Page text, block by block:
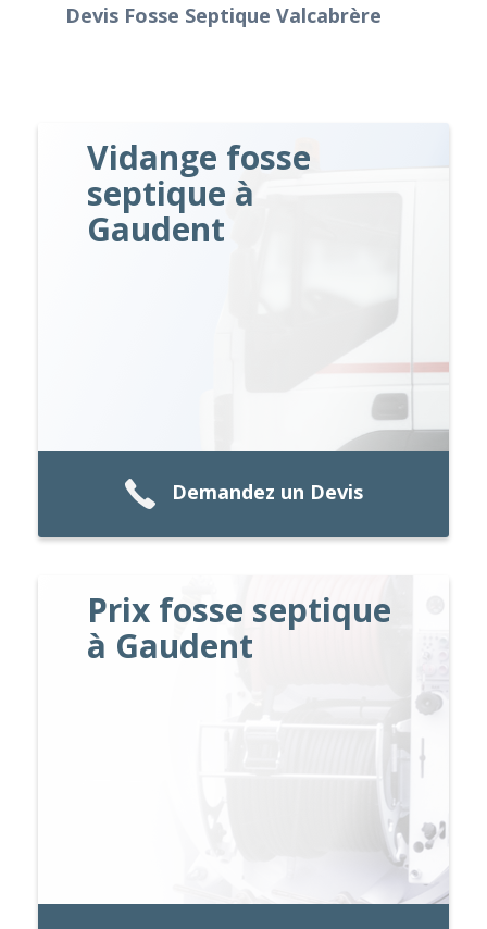
Devis Fosse Septique Valcabrère
Vidange fosse
septique à
Gaudent
Demandez un Devis
Prix fosse septique
à Gaudent